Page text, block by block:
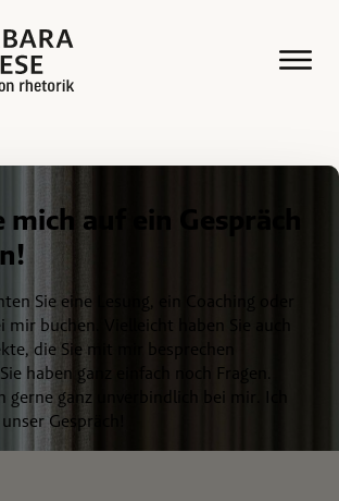
auf ein Gespräch
Sie eine Lesung, ein Coaching oder
mir buchen. Vielleicht haben Sie auch
die Sie mit mir besprechen
haben ganz einfach noch Fragen.
gerne ganz unverbindlich bei mir. Ich
Gespräch!